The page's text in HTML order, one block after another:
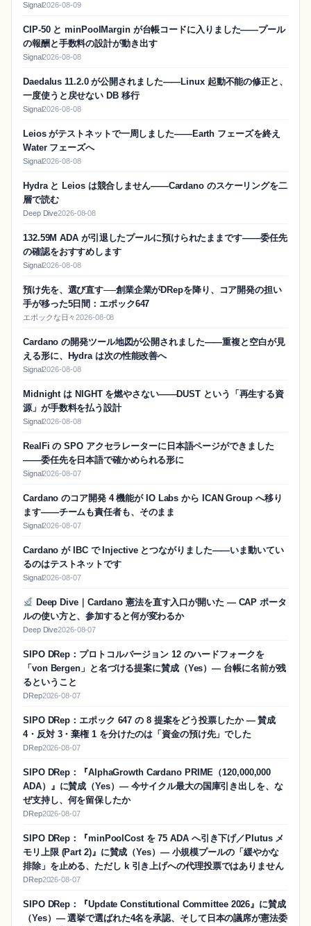
Signal2026-08-09
CIP-50 と minPoolMargin が台帳コードに入りました——プール
の報酬と手数料の設計が動き出す
Signal2026-08-08
Daedalus 11.2.0 が公開されました——Linux 起動不能の修正と、
一度使うと戻せない DB 移行
Signal2026-08-08
Leios がテストネットで一周しました——Earth フェーズを終え
Water フェーズへ
Signal2026-08-08
Hydra と Leios は競合しません——Cardano のスケーリングを二
層で読む
Deep Dive2026-08-08
132.59M ADA が引退したプールに預けられたままです——委任先
の確認をおすすめします
Signal2026-08-08
預け先を、選び直す──創業企業がDRepを降り、コア開発の担い
手が移った5日間：エポック647
エポックな日々2026-08-08
Cardano の開発ツール地図が公開されました——重複と空白が見
える形に、Hydra は次の性能改善へ
Signal2026-08-08
Midnight は NIGHT を燃やさない——DUST という「再生する資
源」が手数料を払う設計
Signal2026-08-08
RealFi の SPO アクセラレーターに日本語ページができました
——委任先を日本語で確かめられる形に
Signal2026-08-07
Cardano のコア開発 4 機能が IO Labs から ICAN Group へ移り
ます——チームも責任者も、そのまま
Signal2026-08-07
Cardano が IBC で Injective とつながりました——いま動いてい
るのはテストネットです
Signal2026-08-07
Deep Dive｜Cardano 憲法を直す入口が開いた — CAP ポータ
ルの使い方と、参加すると何が変わるか
Deep Dive2026-08-07
SIPO DRep：プロトコルバージョン 12 のハードフォークを
「von Bergen」と名づける提案に賛成（Yes）― 台帳に名前が残
るということ
DRep2026-08-07
SIPO DRep：エポック 647 の 8 提案をどう投票したか ― 賛成
4・反対 3・棄権 1 を分けたのは「資金の預け先」でした
DRep2026-08-07
SIPO DRep：『AlphaGrowth Cardano PRIME（120,000,000
ADA）』に賛成（Yes）― 今サイクル最大の国庫引き出しを、な
ぜ支持し、何を留保したか
DRep2026-08-07
SIPO DRep：『minPoolCost を 75 ADA へ引き下げ／Plutus メ
モリ上限 (Part 2)』に賛成（Yes）― 小規模プールの「緩やかな
排除」を止める、ただし k 引き上げへの代理投票ではありません
DRep2026-08-07
SIPO DRep：『Update Constitutional Committee 2026』に賛成
（Yes）― 選挙で選ばれた4名を承認、そして日本の議席が憲法委